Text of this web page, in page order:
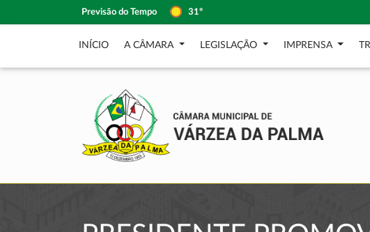
Previsão do Tempo 31º
INÍCIO A CÂMARA LEGISLAÇÃO IMPRENSA